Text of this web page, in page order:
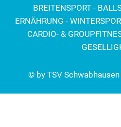
BREITENSPORT -
ERNÄHRUNG -
CARDIO- &
© by TSV Schwabhausen